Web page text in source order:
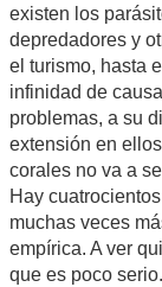
existen los
depredadores y
el turismo, hasta
infinidad de
problemas, a su
extensión en
corales no va a
Hay
muchas veces
empírica. A ver
que es poco serio.